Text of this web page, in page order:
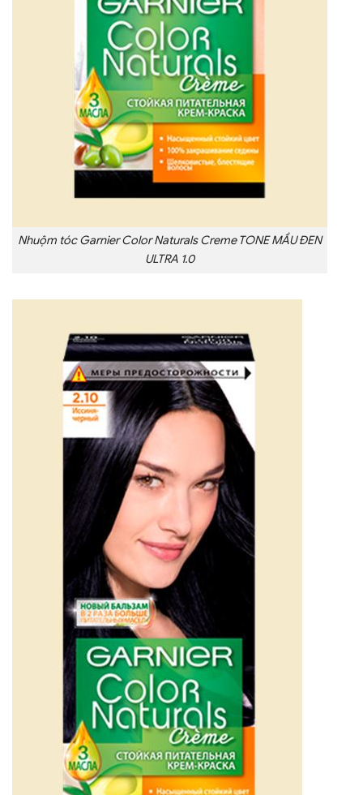
Nhuộm tóc Garnier Color Naturals Creme TONE MẦU ĐEN
ULTRA 1.0